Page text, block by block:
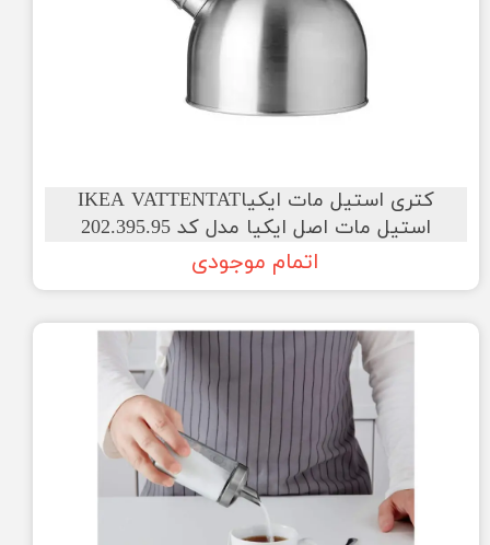
کتری استیل مات ایکیاIKEA VATTENTAT
استیل مات اصل ایکیا مدل کد 202.395.95
اتمام موجودی